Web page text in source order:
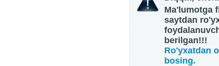
Ma'lumotga
saytdan
berilgan!!!
Ro'yxatdan
bosing.